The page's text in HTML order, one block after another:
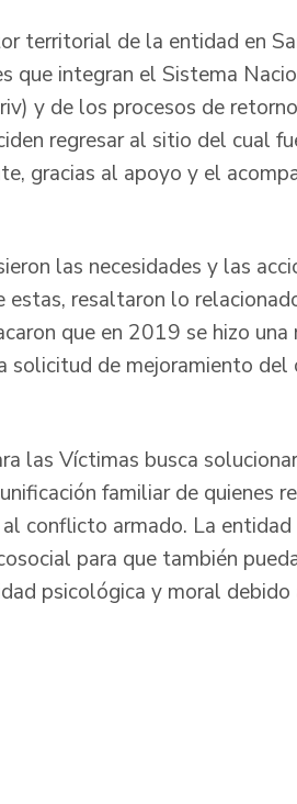
territorial de la entidad en
que integran el Sistema
y de los procesos de
regresar al sitio del cual
gracias al apoyo y el
las necesidades y las
resaltaron lo
que en 2019 se hizo una
solicitud de mejoramiento del
las Víctimas busca
familiar de quienes
conflicto armado. La
para que también
psicológica y moral debido